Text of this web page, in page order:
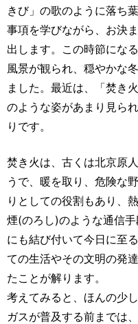
きび」の歌のように落ち
事項を学びながら、お決
出します。この時節にな
風景が観られ、穏やかな
ました。最近は、「焚き
のような姿があまり見ら
りです。
焚き火は、古くは北京原
うで、暖を取り、危険な
りとしての役割もあり、
煙(のろし)のような通信
にも結び付いて今日に至
ての生活やその文明の発
たことが解ります。
考えてみると、ほんの少
ガスが普及する前までは